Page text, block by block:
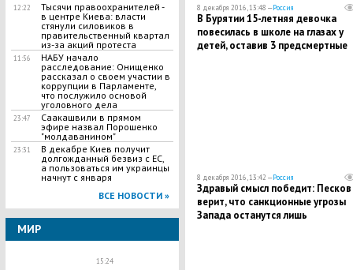
12:22
Тысячи правоохранителей -
в центре Киева: власти
стянули силовиков в
правительственный квартал
из-за акций протеста
11:56
НАБУ начало
расследование: Онищенко
рассказал о своем участии в
коррупции в Парламенте,
что послужило основой
уголовного дела
23:47
Саакашвили в прямом
эфире назвал Порошенко
"молдаванином"
23:31
В декабре Киев получит
долгожданный безвиз с ЕС,
а пользоваться им украинцы
начнут с января
ВСЕ НОВОСТИ »
МИР
15:24
8 декабря 2016, 13:48 —Россия
В Бурятии 15-летняя девочка
повесилась в школе на глазах у
детей, оставив 3 предсмертные
8 декабря 2016, 13:42 —Россия
Здравый смысл победит: Песков
верит, что санкционные угрозы
Запада останутся лишь